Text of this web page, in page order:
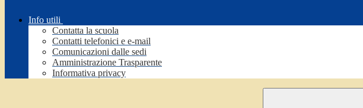
Info utili
Contatta la scuola
Contatti telefonici e e-mail
Comunicazioni dalle sedi
Amministrazione Trasparente
Informativa privacy